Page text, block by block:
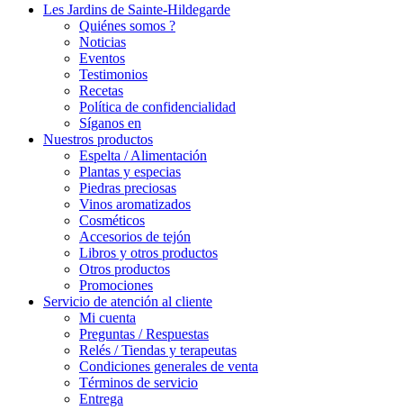
Les Jardins de Sainte-Hildegarde
Quiénes somos ?
Noticias
Eventos
Testimonios
Recetas
Política de confidencialidad
Síganos en
Nuestros productos
Espelta / Alimentación
Plantas y especias
Piedras preciosas
Vinos aromatizados
Cosméticos
Accesorios de tejón
Libros y otros productos
Otros productos
Promociones
Servicio de atención al cliente
Mi cuenta
Preguntas / Respuestas
Relés / Tiendas y terapeutas
Condiciones generales de venta
Términos de servicio
Entrega